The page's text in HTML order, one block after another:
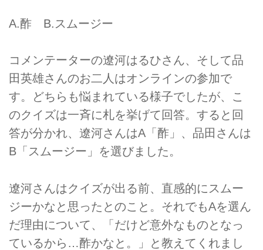
A.酢 B.スムージー
コメンテーターの遼河はるひさん、そして品
田英雄さんのお二人はオンラインの参加で
す。どちらも悩まれている様子でしたが、こ
のクイズは一斉に札を挙げて回答。すると回
答が分かれ、遼河さんはA「酢」、品田さんは
B「スムージー」を選びました。
遼河さんはクイズが出る前、直感的にスムー
ジーかなと思ったとのこと。それでもAを選ん
だ理由について、「だけど意外なものとなっ
ているから…酢かなと。」と教えてくれまし